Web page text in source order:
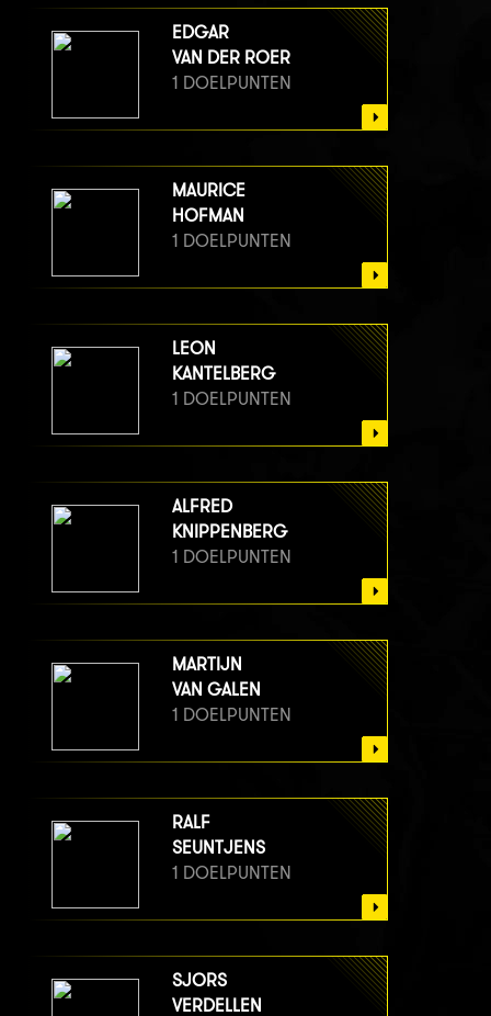
EDGAR
VAN DER ROER
1 DOELPUNTEN
MAURICE
HOFMAN
1 DOELPUNTEN
LEON
KANTELBERG
1 DOELPUNTEN
ALFRED
KNIPPENBERG
1 DOELPUNTEN
MARTIJN
VAN GALEN
1 DOELPUNTEN
RALF
SEUNTJENS
1 DOELPUNTEN
SJORS
VERDELLEN